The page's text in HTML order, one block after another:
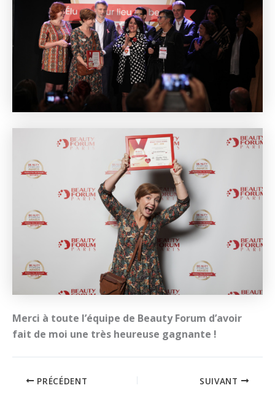
Merci à toute l’équipe de Beauty Forum d’avoir
fait de moi une très heureuse gagnante !
PRÉCÉDENT SUIVANT